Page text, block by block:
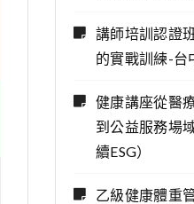
講師培訓認證
的實戰訓練-台
健康講座從醫
到公益服務場
續ESG）
乙級健康體重